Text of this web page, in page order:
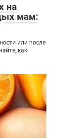
на
мам:
или после
как